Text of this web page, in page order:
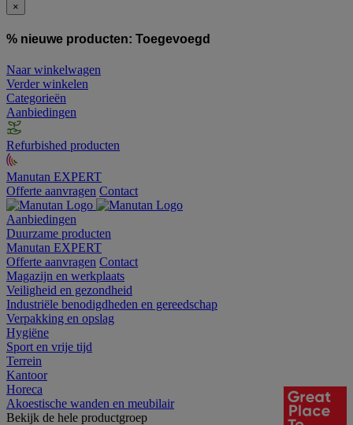
×
% nieuwe producten: Toegevoegd
Naar winkelwagen
Verder winkelen
Categorieën
Aanbiedingen
Refurbished producten
Manutan EXPERT
Offerte aanvragen Contact
Aanbiedingen
Duurzame producten
Manutan EXPERT
Offerte aanvragen Contact
Magazijn en werkplaats
Veiligheid en gezondheid
Industriële benodigdheden en gereedschap
Verpakking en opslag
Hygiëne
Sport en vrije tijd
Terrein
Kantoor
Horeca
Akoestische wanden en meubilair
Bekijk de hele productgroep